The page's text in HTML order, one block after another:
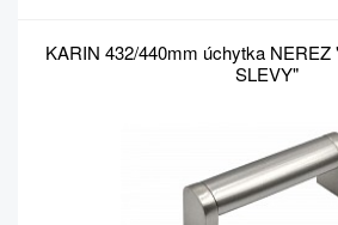
KARIN 432/440mm úchytka NEREZ
SLEVY"